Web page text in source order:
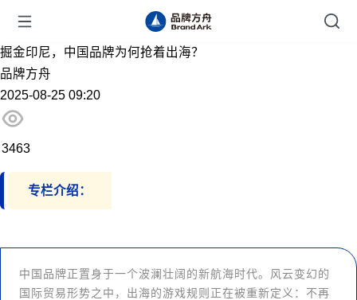
掘金印尼，中国品牌为何抢着出海？
品牌方舟
2025-08-25 09:20
3463
专栏介绍：
中国品牌正置身于一个波澜壮阔的新航海时代。风云变幻的
国际贸易形势之中，出海的游戏规则正在被重新定义：不再